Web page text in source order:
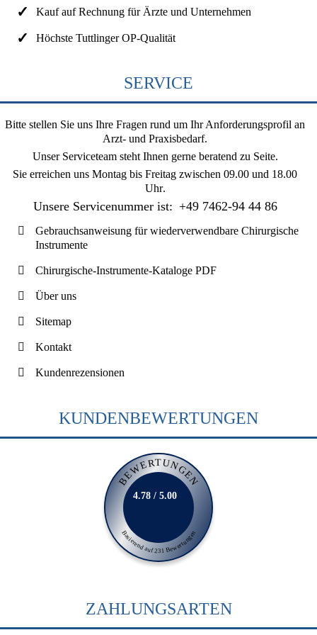
Kauf auf Rechnung für Ärzte und Unternehmen
Höchste Tuttlinger OP-Qualität
SERVICE
Bitte stellen Sie uns Ihre Fragen rund um Ihr Anforderungsprofil an
Arzt- und Praxisbedarf.
Unser Serviceteam steht Ihnen gerne beratend zu Seite.
Sie erreichen uns Montag bis Freitag zwischen 09.00 und 18.00
Uhr.
Unsere Servicenummer ist: +49 7462-94 44 86
Gebrauchsanweisung für wiederverwendbare Chirurgische
Instrumente
Chirurgische-Instrumente-Kataloge PDF
Über uns
Sitemap
Kontakt
Kundenrezensionen
KUNDENBEWERTUNGEN
BEWERTUNGEN
Basierend auf 231 Bewertungen
4.78 / 5.00
ZAHLUNGSARTEN